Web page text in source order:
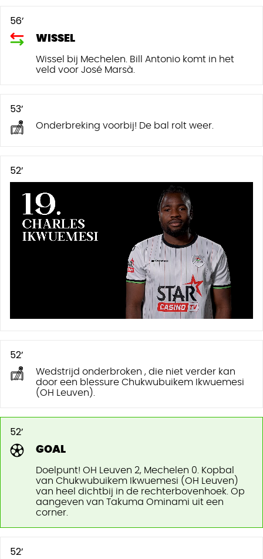
56’
WISSEL
Wissel bij Mechelen. Bill Antonio komt in het
veld voor José Marsà.
53’
Onderbreking voorbij! De bal rolt weer.
52’
52’
Wedstrijd onderbroken , die niet verder kan
door een blessure Chukwubuikem Ikwuemesi
(OH Leuven).
52’
GOAL
Doelpunt! OH Leuven 2, Mechelen 0. Kopbal
van Chukwubuikem Ikwuemesi (OH Leuven)
van heel dichtbij in de rechterbovenhoek. Op
aangeven van Takuma Ominami uit een
corner.
52’